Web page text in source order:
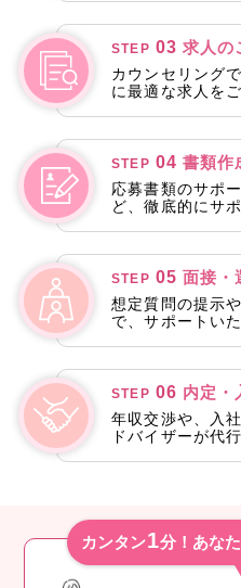
STEP 03 求人の
カウンセリング
に最適な求人を
STEP 04 書類作
応募書類のサポ
ど、徹底的にサ
STEP 05 面接・
想定質問の提示
で、サポートいた
STEP 06 内定・
年収交渉や、入
ドバイザーが代行
カンタン1分！あな